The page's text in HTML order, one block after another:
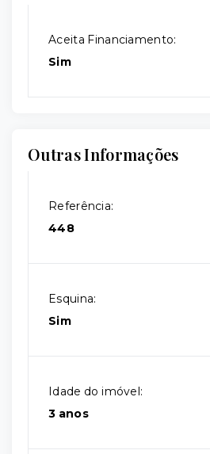
Aceita Financiamento:
Sim
Outras Informações
Referência:
448
Esquina:
Sim
Idade do imóvel:
3 anos